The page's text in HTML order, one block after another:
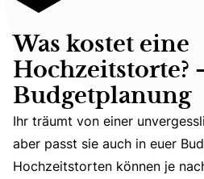
Was kostet eine
Hochzeitstorte?
Budgetplanung
Ihr träumt von einer
Ihr träumt von einer
aber passt sie auch in euer
Hochzeitstorten können je